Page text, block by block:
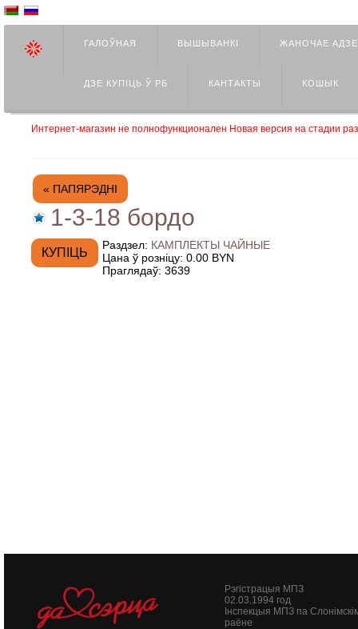
ГАЛОЎНАЯ ВЫШЫВАНКІ ЖАНОЧАЕ
ДЗЕ КУПIЦЬ Ў РБ КАНТАКТЫ КОШЫК
Интернет-магазин не полнофункционален Новая версия на стадии
« ПАПЯРЭДНІ
1-3-18 бордо
Раздзел: КАМПЛЕКТЫ ЧАЙНЫЕ
Цана ў розніцу: 0.00 BYN
Праглядаў: 3639
Рэгістрацыя МПЗ
02.03.1994 год
Інспекцыя МПЗ па
раёне